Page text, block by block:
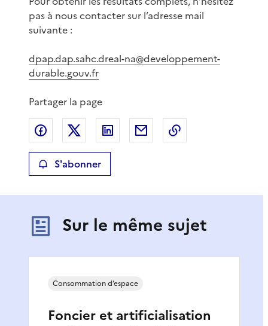
pas à nous contacter sur l’adresse mail
suivante :
dpap.dap.sahc.dreal-na@developpement-
durable.gouv.fr
Partager la page
Partager sur Facebook
Partager sur XPartager sur LinkedIn
Partager par email
S'abonner
Sur le même sujet
Foncier et artificialisation
Consommation d’espace